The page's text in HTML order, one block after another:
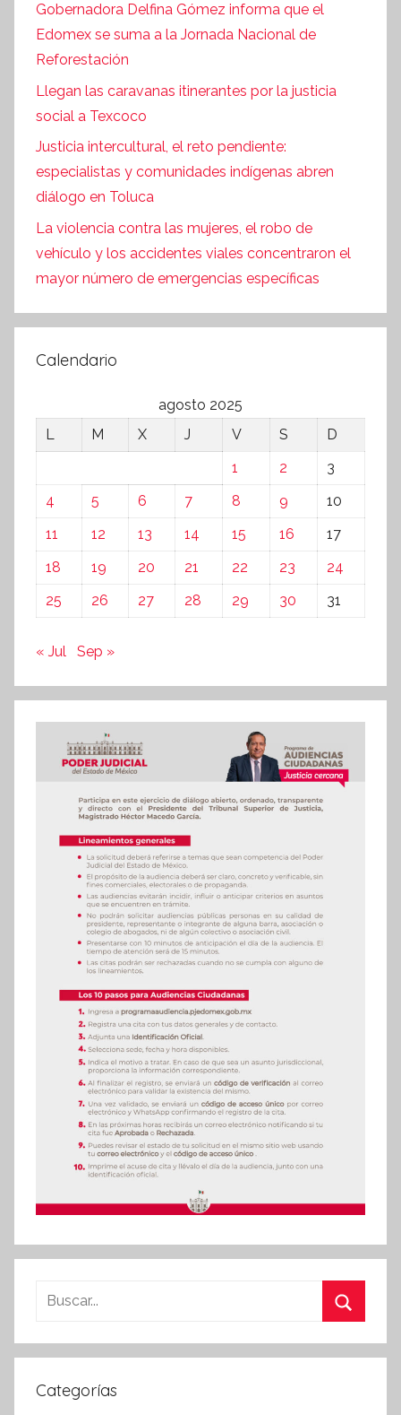
Gobernadora Delfina Gómez informa que el
Edomex se suma a la Jornada Nacional de
Reforestación
Llegan las caravanas itinerantes por la justicia
social a Texcoco
Justicia intercultural, el reto pendiente:
especialistas y comunidades indígenas abren
diálogo en Toluca
La violencia contra las mujeres, el robo de
vehículo y los accidentes viales concentraron el
mayor número de emergencias específicas
Calendario
agosto 2025
L
M X J V S
D
1
2
3
4
5 6 7 8 9
10
11
12 13 14 15 16
17
18
19 20 21 22 23
24
25
26 27 28 29 30 31
« Jul Sep »
Buscar:
Categorías